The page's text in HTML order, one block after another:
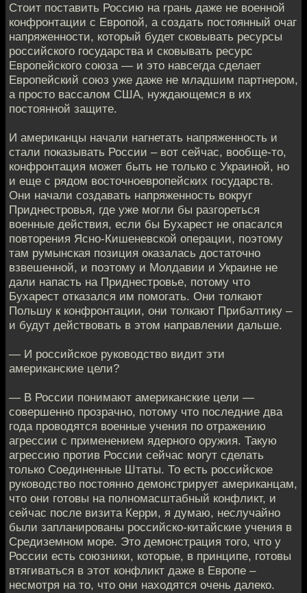
Стоит поставить Россию на грань даже не военной
конфронтации с Европой, а создать постоянный очаг
напряженности, который будет сковывать ресурсы
российского государства и сковывать ресурс
Европейского союза — и это навсегда сделает
Европейский союз уже даже не младшим партнером,
а просто вассалом США, нуждающемся в их
постоянной защите.
И американцы начали нагнетать напряженность и
стали показывать России – вот сейчас, вообще-то,
конфронтация может быть не только с Украиной, но
и еще с рядом восточноевропейских государств.
Они начали создавать напряженность вокруг
Приднестровья, где уже могли бы разгореться
военные действия, если бы Бухарест не опасался
повторения Ясно-Кишеневской операции, поэтому
там румынская позиция оказалась достаточно
взвешенной, и поэтому и Молдавии и Украине не
дали напасть на Приднестровье, потому что
Бухарест отказался им помогать. Они толкают
Польшу к конфронтации, они толкают Прибалтику –
и будут действовать в этом направлении дальше.
— И российское руководство видит эти
американские цели?
— В России понимают американские цели —
совершенно прозрачно, потому что последние два
года проводятся военные учения по отражению
агрессии с применением ядерного оружия. Такую
агрессию против России сейчас могут сделать
только Соединенные Штаты. То есть российское
руководство постоянно демонстрирует американцам,
что они готовы на полномасштабный конфликт, и
сейчас после визита Керри, я думаю, неслучайно
были запланированы российско-китайские учения в
Средиземном море. Это демонстрация того, что у
России есть союзники, которые, в принципе, готовы
втягиваться в этот конфликт даже в Европе –
несмотря на то, что они находятся очень далеко.